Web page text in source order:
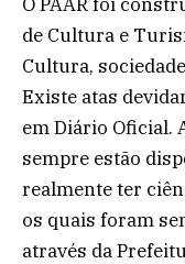
de Cultura e
Cultura,
Existe atas
em Diário Oficial.
sempre estão
realmente ter
os quais foram
através da